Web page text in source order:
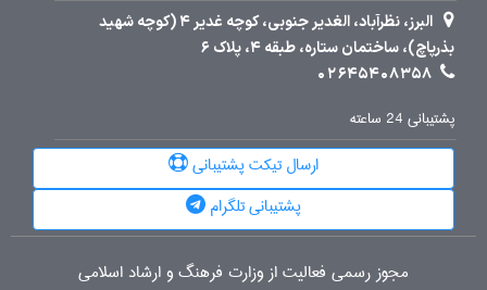
البرز، نظرآباد، الغدیر جنوبی، کوچه غدیر 4 (کوچه شهید
بذرپاچ)، ساختمان ستاره، طبقه 4، پلاک 6
02645408358
پشتیبانی 24 ساعته
ارسال تیکت پشتیبانی
پشتیبانی تلگرام
مجوز رسمی فعالیت از وزارت فرهنگ و ارشاد اسلامی